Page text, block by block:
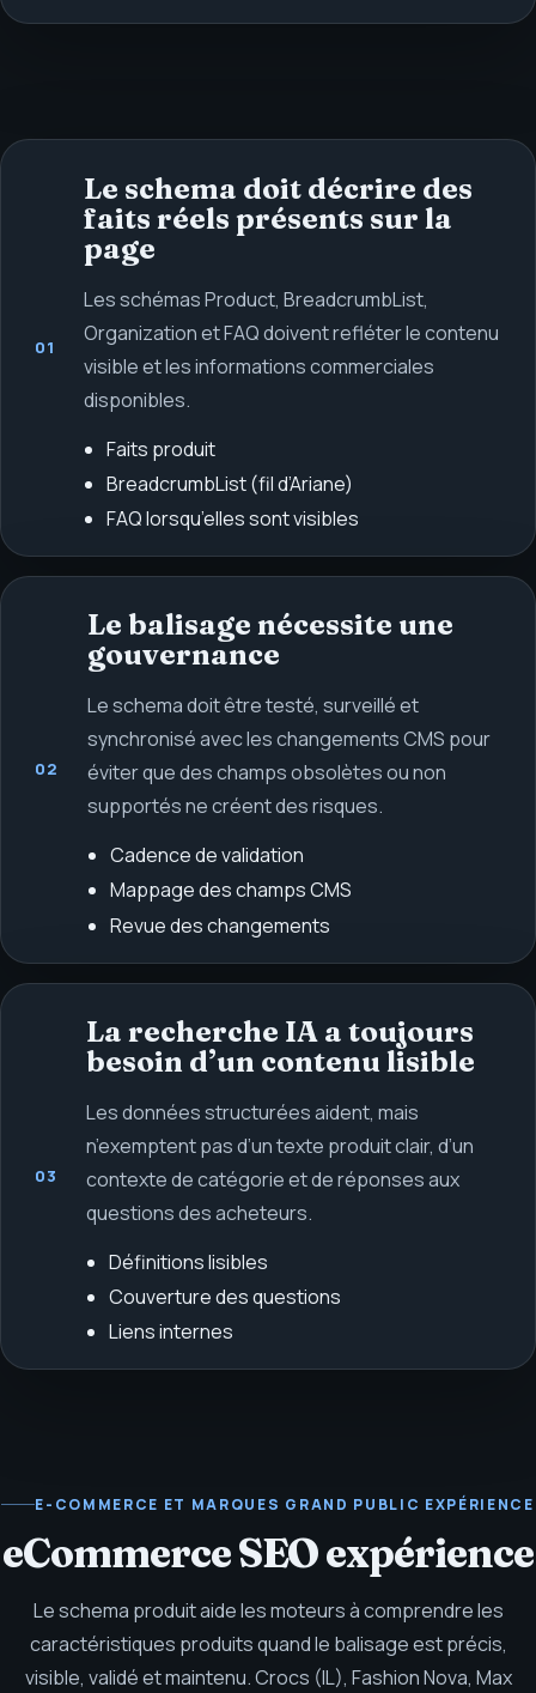
01
Le schema doit décrire des
faits réels présents sur la
page
Les schémas Product, BreadcrumbList,
Organization et FAQ doivent refléter le contenu
visible et les informations commerciales
disponibles.
Faits produit
BreadcrumbList (fil d’Ariane)
FAQ lorsqu’elles sont visibles
02
Le balisage nécessite une
gouvernance
Le schema doit être testé, surveillé et
synchronisé avec les changements CMS pour
éviter que des champs obsolètes ou non
supportés ne créent des risques.
Cadence de validation
Mappage des champs CMS
Revue des changements
03
La recherche IA a toujours
besoin d’un contenu lisible
Les données structurées aident, mais
n’exemptent pas d’un texte produit clair, d’un
contexte de catégorie et de réponses aux
questions des acheteurs.
Définitions lisibles
Couverture des questions
Liens internes
E-COMMERCE ET MARQUES GRAND PUBLIC EXPÉRIENCE
eCommerce SEO expérience
Le schema produit aide les moteurs à comprendre les
caractéristiques produits quand le balisage est précis,
visible, validé et maintenu.Crocs (IL), Fashion Nova, Max